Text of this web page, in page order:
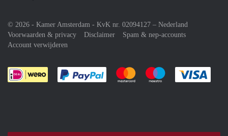
© 2026 - Kamer Amsterdam - KvK nr. 02094127 – Nederland
Voorwaarden & privacy
Disclaimer
Spam & nep-accounts
Account verwijderen
Je rekent gemakkelijk af met Paypal
Je rekent gemakkelijk af met
Je rekent